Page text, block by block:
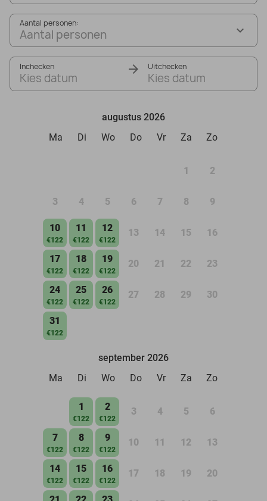
Aantal personen:
Aantal personen
Inchecken
Kies datum
Uitchecken
Kies datum
augustus 2026
Ma
Di Wo Do Vr Za Zo
1 2
3 4 5 6 7 8 9
10
€122
11
€122
12
€122
13 14 15 16
17
€122
18
€122
19
€122
20 21 22 23
24
€122
25
€122
26
€122
27 28 29 30
31
€122
september 2026
Ma
Di Wo Do Vr Za Zo
1
€122
2
€122
3 4 5 6
7
€122
8
€122
9
€122
10 11 12 13
14
€122
15
€122
16
€122
17 18 19 20